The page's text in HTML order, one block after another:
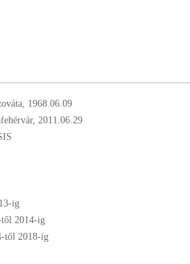
1968.06.09
2011.06.29
-ig
2014-ig
-től 2018-ig